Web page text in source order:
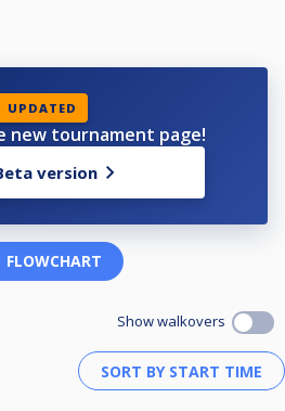
UPDATED
new tournament page!
version
FLOWCHART
Show walkovers